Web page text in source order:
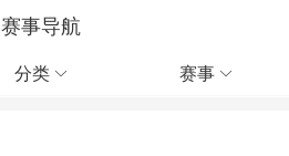
赛事导航
分类  赛事 